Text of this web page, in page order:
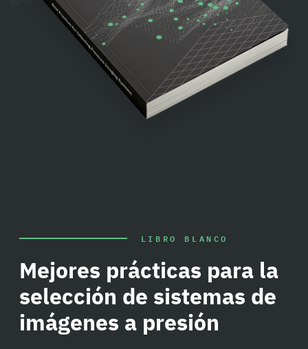
LIBRO BLANCO
Mejores prácticas para la
selección de sistemas de
imágenes a presión